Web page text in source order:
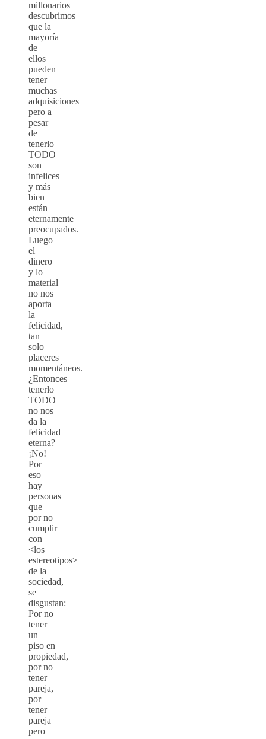
millonarios
descubrimos
que la
mayoría
de
ellos
pueden
tener
muchas
adquisiciones
pero a
pesar
de
tenerlo
TODO
son
infelices
y más
bien
están
eternamente
preocupados.
Luego
el
dinero
y lo
material
no nos
aporta
la
felicidad,
tan
solo
placeres
momentáneos.
¿Entonces
tenerlo
TODO
no nos
da la
felicidad
eterna?
¡No!
Por
eso
hay
personas
que
por no
cumplir
con
<los
estereotipos>
de la
sociedad,
se
disgustan:
Por no
tener
un
piso en
propiedad,
por no
tener
pareja,
por
tener
pareja
pero